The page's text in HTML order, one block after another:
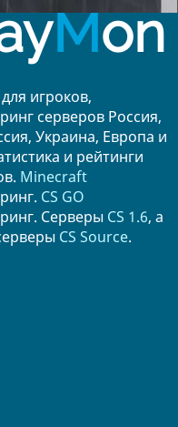
Mon
игроков,
серверов Россия,
Украина, Европа и
и рейтинги
Minecraft
CS GO
Серверы CS 1.6, а
CS Source.